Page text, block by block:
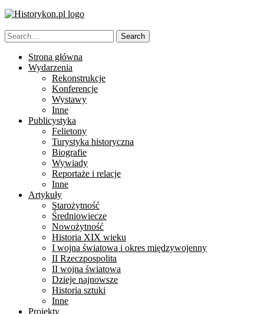
Strona główna
Wydarzenia
Rekonstrukcje
Konferencje
Wystawy
Inne
Publicystyka
Felietony
Turystyka historyczna
Biografie
Wywiady
Reportaże i relacje
Inne
Artykuły
Starożytność
Średniowiecze
Nowożytność
Historia XIX wieku
I wojna światowa i okres międzywojenny
II Rzeczpospolita
II wojna światowa
Dzieje najnowsze
Historia sztuki
Inne
Projekty